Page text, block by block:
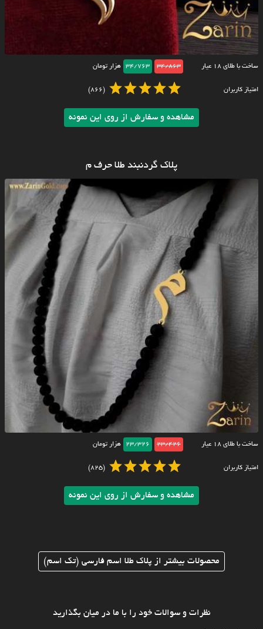
ساخت با طلای ۱۸ عیار 34/863
34/763 هزار تومان
امتیاز کاربران (866)
مشاهده و سفارش از روی این نمونه
پلاک گردنبند طلا حرف م
ساخت با طلای ۱۸ عیار 23/426
23/326 هزار تومان
امتیاز کاربران (825)
مشاهده و سفارش از روی این نمونه
محصولات بیشتر از پلاک طلا اسم فارسی (تک اسم)
نظرات و سوالات خود را با ما در میان بگذارید